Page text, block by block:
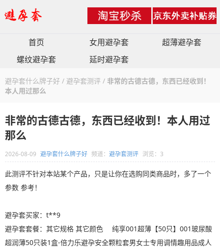
首页 女用避孕套
超薄避孕套
螺纹避孕套
延时避孕套
避孕套什么牌子好 / 避孕套测评 / 非常的古德古德，东西已经收到！
本人用过那么
非常的古德古德，东西已经收到！本人用过
那么
2026-08-09 避孕套什么牌子好 频道： 避孕套测评 浏览：3
此测评不针对本站某个产品，只是让你在选购同类商品时，多了一个
参数 参考！
避孕套买家：t**9
避孕套套餐：其它规格 其它颜色 纯享001超薄【50只】001玻尿酸
超润薄50只装1盒-倍力乐避孕安全颗粒套男女士专用调情趣用品成人